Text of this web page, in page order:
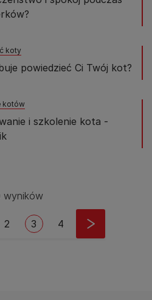
koty
powiedzieć Ci Twój kot?
kotów
i szkolenie kota -
wyników
strona
Strona
2 Bieżąca strona
3 Strona
4